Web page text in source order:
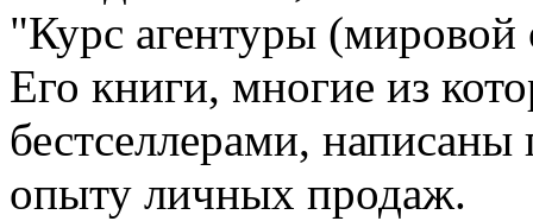
"Курс агентуры
Его книги, многие из
бестселлерами,
опыту личных продаж.